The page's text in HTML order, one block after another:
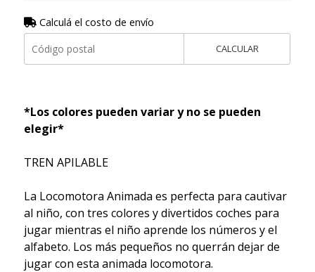
Calculá el costo de envío
CALCULAR
*Los colores pueden variar y no se pueden
elegir*
TREN APILABLE
La Locomotora Animada es perfecta para cautivar
al niño, con tres colores y divertidos coches para
jugar mientras el niño aprende los números y el
alfabeto. Los más pequeños no querrán dejar de
jugar con esta animada locomotora.